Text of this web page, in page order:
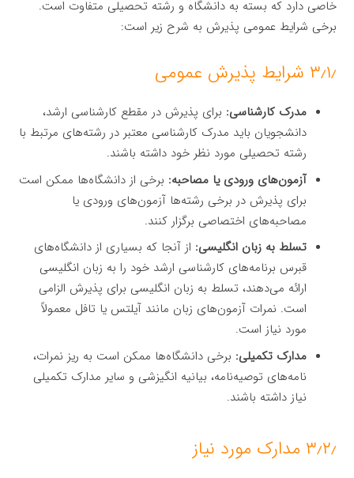
خاصی دارد که بسته به دانشگاه و رشته تحصیلی متفاوت است.
برخی شرایط عمومی پذیرش به شرح زیر است:
۳٫۱٫ شرایط پذیرش عمومی
مدرک کارشناسی: برای پذیرش در مقطع کارشناسی ارشد،
دانشجویان باید مدرک کارشناسی معتبر در رشته‌های مرتبط با
رشته تحصیلی مورد نظر خود داشته باشند.
آزمون‌های ورودی یا مصاحبه: برخی از دانشگاه‌ها ممکن است
برای پذیرش در برخی رشته‌ها آزمون‌های ورودی یا
مصاحبه‌های اختصاصی برگزار کنند.
تسلط به زبان انگلیسی: از آنجا که بسیاری از دانشگاه‌های
قبرس برنامه‌های کارشناسی ارشد خود را به زبان انگلیسی
ارائه می‌دهند، تسلط به زبان انگلیسی برای پذیرش الزامی
است. نمرات آزمون‌های زبان مانند آیلتس یا تافل معمولاً
مورد نیاز است.
مدارک تکمیلی: برخی دانشگاه‌ها ممکن است به ریز نمرات،
نامه‌های توصیه‌نامه، بیانیه انگیزشی و سایر مدارک تکمیلی
نیاز داشته باشند.
۳٫۲٫ مدارک مورد نیاز